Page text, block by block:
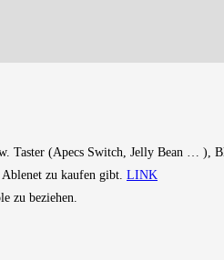
Taster (Apecs Switch, Jelly Bean … ),
zu kaufen gibt. LINK
zu beziehen.